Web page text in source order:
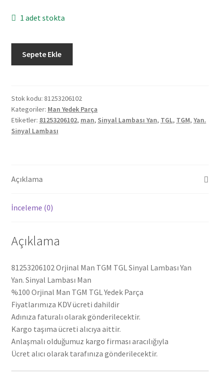
1 adet stokta
Sinyal
Lambası
Yan
81253206102
Sepete Ekle
Stok kodu: 81253206102
Kategoriler: Man Yedek Parça
Etiketler: 81253206102, man, Sinyal Lambası Yan, TGL, TGM, Yan.
Sinyal Lambası
Açıklama
İnceleme (0)
Açıklama
81253206102 Orjinal Man TGM TGL Sinyal Lambası Yan
Yan. Sinyal Lambası Man
%100 Orjinal Man TGM TGL Yedek Parça
Fiyatlarımıza KDV ücreti dahildir
Adınıza faturalı olarak gönderilecektir.
Kargo taşıma ücreti alıcıya aittir.
Anlaşmalı olduğumuz kargo firması aracılığıyla
Ücret alıcı olarak tarafınıza gönderilecektir.